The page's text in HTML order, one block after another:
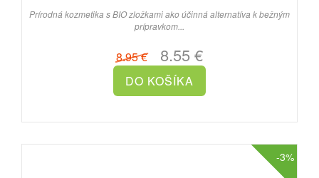
Prírodná kozmetika s BIO zložkami ako účinná alternatíva k bežným
prípravkom...
8.95 €8.55 €
-3%